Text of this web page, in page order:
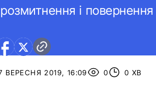
і повернення
ВЕРЕСНЯ 2019, 16:09 0 0 ХВ